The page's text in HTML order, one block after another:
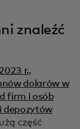
znaleźć
r.,
dolarów w
firm i osób
depozytów
część